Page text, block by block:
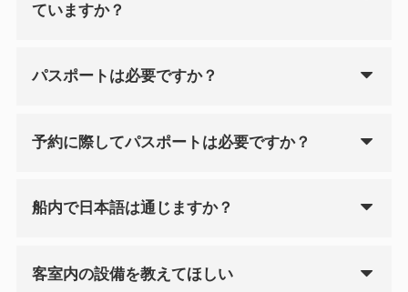
ていますか？
パスポートは必要ですか？
予約に際してパスポートは必要ですか？
船内で日本語は通じますか？
客室内の設備を教えてほしい